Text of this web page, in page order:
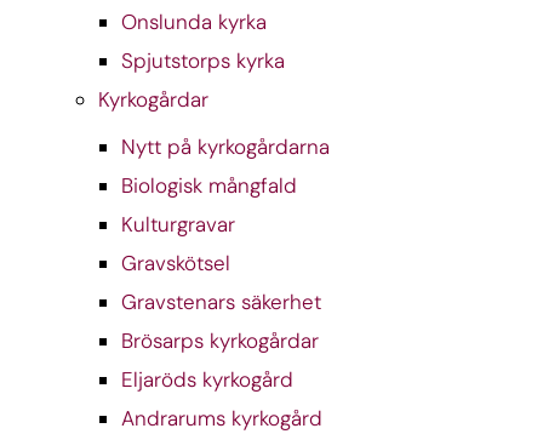
Onslunda kyrka
Spjutstorps kyrka
Kyrkogårdar
Nytt på kyrkogårdarna
Biologisk mångfald
Kulturgravar
Gravskötsel
Gravstenars säkerhet
Brösarps kyrkogårdar
Eljaröds kyrkogård
Andrarums kyrkogård